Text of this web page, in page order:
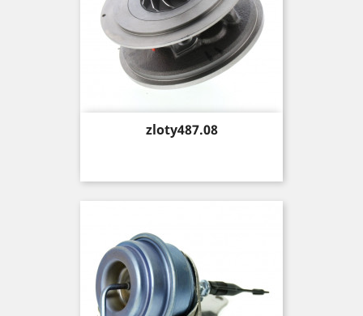
Price
zloty487.08